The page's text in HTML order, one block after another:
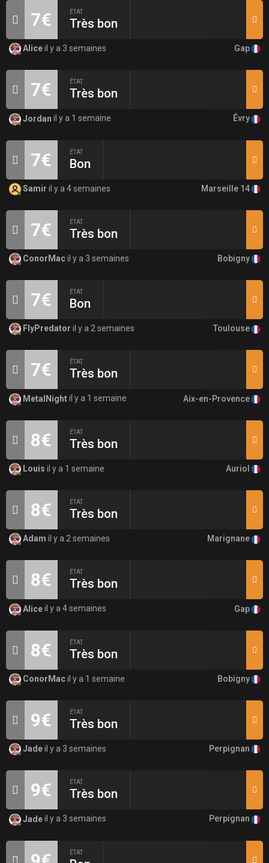
7€ ÉTAT
Très bon
Aliceil y a 3 semaines Gap
7€ ÉTAT
Très bon
Jordan il y a 1 semaine Évry
7€ ÉTAT
Bon
Samir il y a 4 semaines Marseille 14
7€ ÉTAT
Très bon
ConorMacil y a 3 semaines Bobigny
7€ ÉTAT
Bon
FlyPredator il y a 2 semaines Toulouse
7€ ÉTAT
Très bon
MetalNightil y a 1 semaine Aix-en-Provence
8€ ÉTAT
Très bon
Louis il y a 1 semaine Auriol
8€ ÉTAT
Très bon
Adam il y a 2 semaines Marignane
8€ ÉTAT
Très bon
Aliceil y a 4 semaines Gap
8€ ÉTAT
Très bon
ConorMacil y a 1 semaine Bobigny
9€ ÉTAT
Très bon
Jadeil y a 3 semaines Perpignan
9€ ÉTAT
Très bon
Jadeil y a 3 semaines Perpignan
ÉTAT